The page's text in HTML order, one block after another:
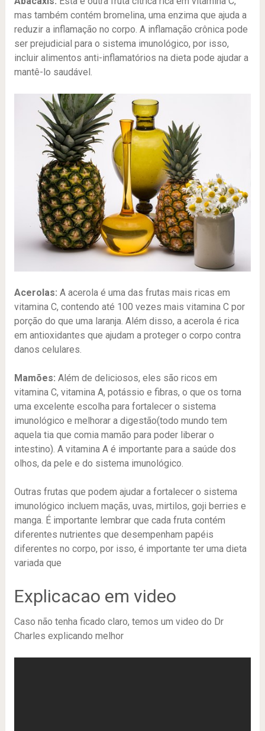
mas também contém bromelina, uma enzima que ajuda a
reduzir a inflamação no corpo. A inflamação crônica pode
ser prejudicial para o sistema imunológico, por isso,
incluir alimentos anti-inflamatórios na dieta pode ajudar a
mantê-lo saudável.
Acerolas: A acerola é uma das frutas mais ricas em
vitamina C, contendo até 100 vezes mais vitamina C por
porção do que uma laranja. Além disso, a acerola é rica
em antioxidantes que ajudam a proteger o corpo contra
danos celulares.
Mamões: Além de deliciosos, eles são ricos em
vitamina C, vitamina A, potássio e fibras, o que os torna
uma excelente escolha para fortalecer o sistema
imunológico e melhorar a digestão(todo mundo tem
aquela tia que comia mamão para poder liberar o
intestino). A vitamina A é importante para a saúde dos
olhos, da pele e do sistema imunológico.
Outras frutas que podem ajudar a fortalecer o sistema
imunológico incluem maçãs, uvas, mirtilos, goji berries e
manga. É importante lembrar que cada fruta contém
diferentes nutrientes que desempenham papéis
diferentes no corpo, por isso, é importante ter uma dieta
variada que
Explicacao em video
Caso não tenha ficado claro, temos um video do Dr
Charles explicando melhor